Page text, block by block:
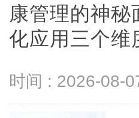
康管理的神
化应用三个维
时间 : 2026-08-